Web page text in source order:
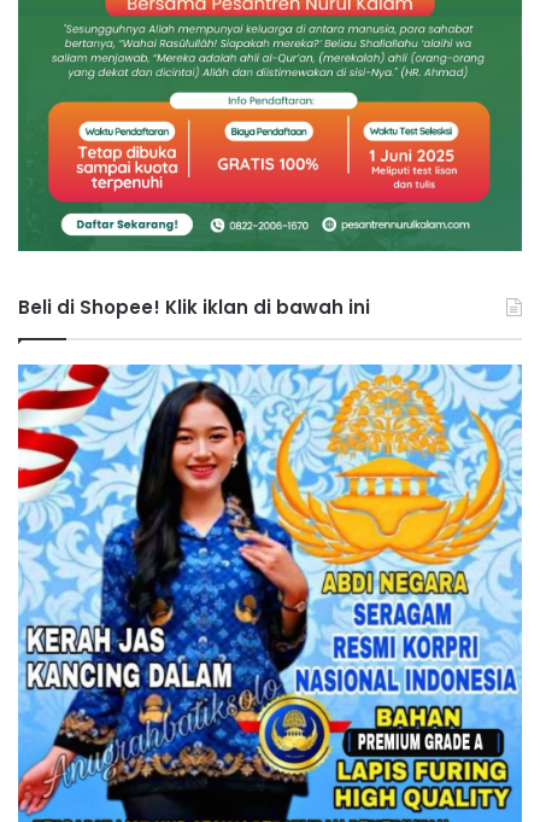
Beli di Shopee! Klik iklan di bawah ini